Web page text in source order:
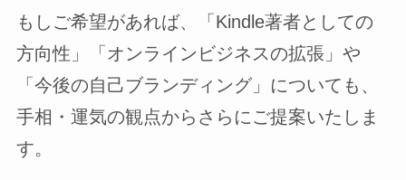
もしご希望があれば、「Kindle著者としての
方向性」「オンラインビジネスの拡張」や
「今後の自己ブランディング」についても、
手相・運気の観点からさらにご提案いたしま
す。